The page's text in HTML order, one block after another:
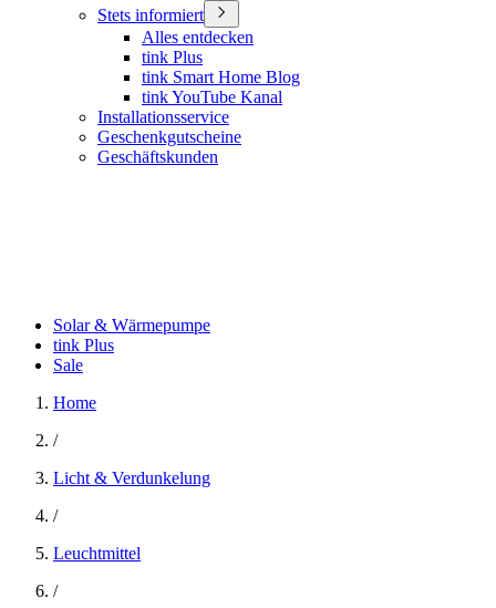
Stets informiert
Alles entdecken
tink Plus
tink Smart Home Blog
tink YouTube Kanal
Installationsservice
Geschenkgutscheine
Geschäftskunden
Solar & Wärmepumpe
tink Plus
Sale
Home
/
Licht & Verdunkelung
/
Leuchtmittel
/